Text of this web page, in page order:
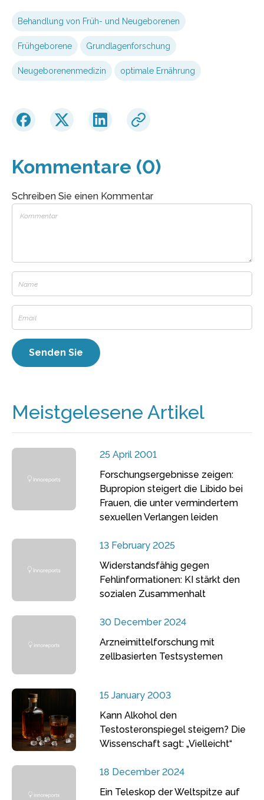
Behandlung von Früh- und Neugeborenen
Frühgeborene Grundlagenforschung
Neugeborenenmedizin optimale Ernährung
Kommentare (0)
Schreiben Sie einen Kommentar
Meistgelesene Artikel
25 April 2001
Forschungsergebnisse zeigen:
Bupropion steigert die Libido bei
Frauen, die unter vermindertem
sexuellen Verlangen leiden
13 February 2025
Widerstandsfähig gegen
Fehlinformationen: KI stärkt den
sozialen Zusammenhalt
30 December 2024
Arzneimittelforschung mit
zellbasierten Testsystemen
15 January 2003
Kann Alkohol den
Testosteronspiegel steigern? Die
Wissenschaft sagt: „Vielleicht“
18 December 2024
Ein Teleskop der Weltspitze auf